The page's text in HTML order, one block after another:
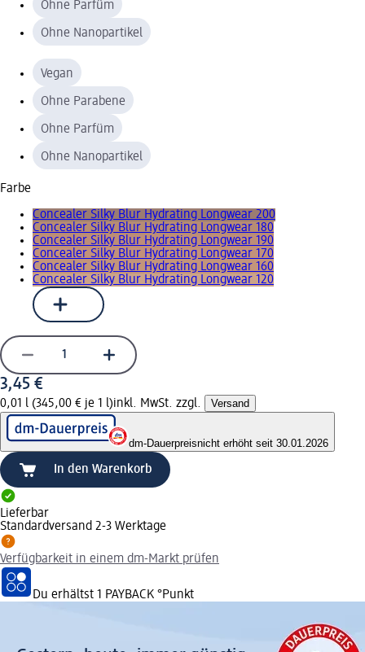
Ohne Parfüm
Ohne Nanopartikel
Vegan
Ohne Parabene
Ohne Parfüm
Ohne Nanopartikel
Farbe
Concealer Silky Blur Hydrating Longwear 200
Concealer Silky Blur Hydrating Longwear 180
Concealer Silky Blur Hydrating Longwear 190
Concealer Silky Blur Hydrating Longwear 170
Concealer Silky Blur Hydrating Longwear 160
Concealer Silky Blur Hydrating Longwear 120
3,45 €
0,01 l (345,00 € je 1 l)inkl. MwSt. zzgl. Versand
dm-Dauerpreisnicht erhöht seit 30.01.2026
In den Warenkorb
Lieferbar
Standardversand 2-3 Werktage
Verfügbarkeit in einem dm-Markt prüfen
Du erhältst 1 PAYBACK °Punkt